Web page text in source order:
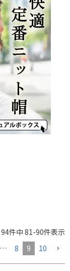
94件中81-90件表示
… 8 9 10